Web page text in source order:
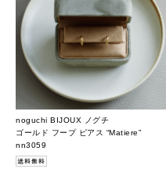
noguchi BIJOUX ノグチ
ゴールド フープ ピアス “Matiere”
nn3059